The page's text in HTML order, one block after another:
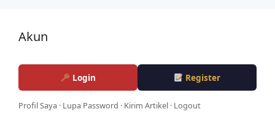
Akun
Login Register
Profil Saya · Lupa Password · Kirim Artikel · Logout